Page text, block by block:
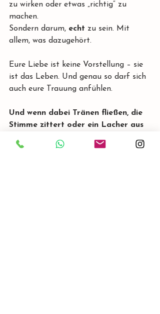
zu wirken oder etwas „richtig“ zu
machen.
Sondern darum, echt zu sein. Mit
allem, was dazugehört.
Eure Liebe ist keine Vorstellung – sie
ist das Leben. Und genau so darf sich
auch eure Trauung anfühlen.
Und wenn dabei Tränen fließen, die
Stimme zittert oder ein Lacher aus
Wir haben alles richtig gemacht.